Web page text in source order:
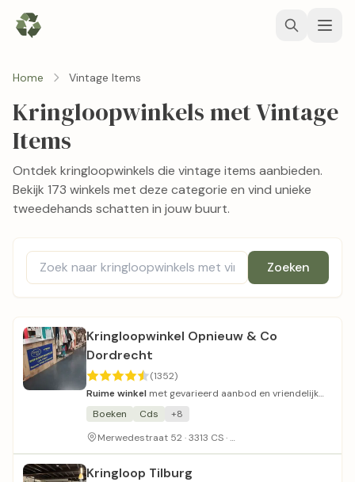
Home Vintage Items
Kringloopwinkels met Vintage
Items
Ontdek kringloopwinkels die vintage items aanbieden.
Bekijk 173 winkels met deze categorie en vind unieke
tweedehands schatten in jouw buurt.
Zoeken
Kringloopwinkel Opnieuw & Co
Dordrecht
(1352)
Ruime winkel met gevarieerd aanbod en vriendelijk
personeel.
Boeken Cds
+8
Merwedestraat 52 · 3313 CS ·
Kringloop Tilburg